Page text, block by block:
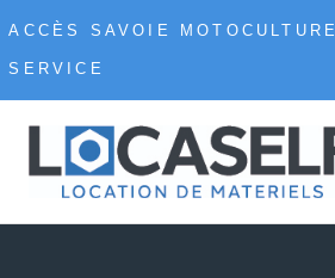
ACCÈS SAVOIE MOTOCULTURE
SERVICE